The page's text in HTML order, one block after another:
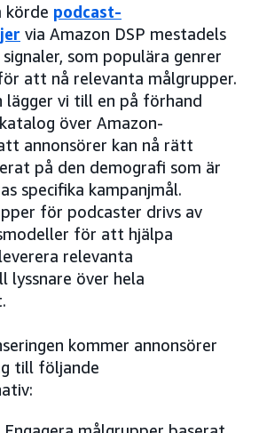
körde podcast-
via Amazon DSP mestadels
som populära genrer
att nå relevanta målgrupper.
lägger vi till en på förhand
över Amazon-
annonsörer kan nå rätt
på den demografi som är
specifika kampanjmål.
för podcaster drivs av
för att hjälpa
relevanta
lyssnare över hela
kommer annonsörer
till följande